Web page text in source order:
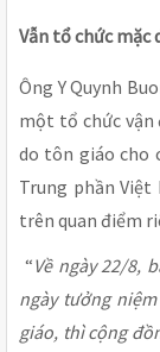
Vẫn tổ chức mặc
Ông Y Quynh
một tổ chức vận
do tôn giáo cho
Trung phần Việt
trên quan điểm
“Về ngày 22/8,
ngày tưởng
giáo, thì cộng